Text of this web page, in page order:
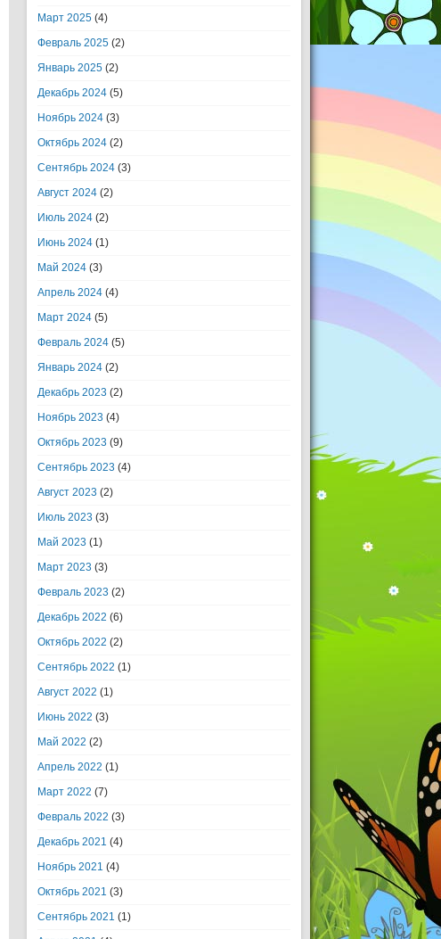
Март 2025 (4)
Февраль 2025 (2)
Январь 2025 (2)
Декабрь 2024 (5)
Ноябрь 2024 (3)
Октябрь 2024 (2)
Сентябрь 2024 (3)
Август 2024 (2)
Июль 2024 (2)
Июнь 2024 (1)
Май 2024 (3)
Апрель 2024 (4)
Март 2024 (5)
Февраль 2024 (5)
Январь 2024 (2)
Декабрь 2023 (2)
Ноябрь 2023 (4)
Октябрь 2023 (9)
Сентябрь 2023 (4)
Август 2023 (2)
Июль 2023 (3)
Май 2023 (1)
Март 2023 (3)
Февраль 2023 (2)
Декабрь 2022 (6)
Октябрь 2022 (2)
Сентябрь 2022 (1)
Август 2022 (1)
Июнь 2022 (3)
Май 2022 (2)
Апрель 2022 (1)
Март 2022 (7)
Февраль 2022 (3)
Декабрь 2021 (4)
Ноябрь 2021 (4)
Октябрь 2021 (3)
Сентябрь 2021 (1)